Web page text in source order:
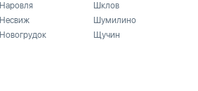
Наровля
Несвиж
Новогрудок
Шклов
Шумилино
Щучин